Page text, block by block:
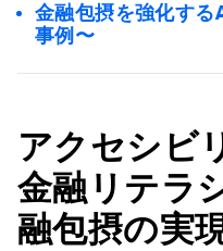
金融包摂を強化す
事例〜
アクセシビ
金融リテラ
融包摂の実